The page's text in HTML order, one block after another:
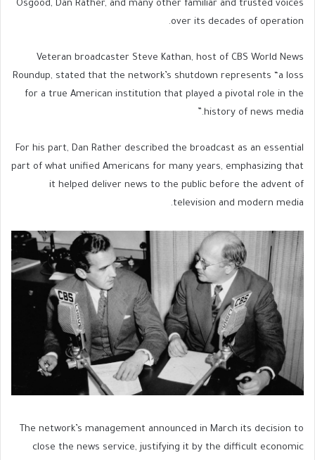
Osgood, Dan Rather, and many other familiar and trusted voices
over its decades of operation.
Veteran broadcaster Steve Kathan, host of CBS World News
Roundup, stated that the network’s shutdown represents “a loss
for a true American institution that played a pivotal role in the
history of news media.”
For his part, Dan Rather described the broadcast as an essential
part of what unified Americans for many years, emphasizing that
it helped deliver news to the public before the advent of
television and modern media.
The network’s management announced in March its decision to
close the news service, justifying it by the difficult economic